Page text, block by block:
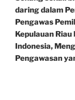
daring dalam
Pengawas
Kepulauan
Indonesia,
Pengawasan